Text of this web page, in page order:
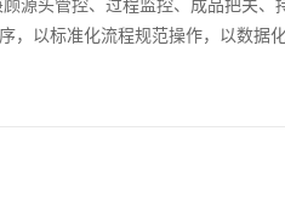
源头管控、过程监控、成品把关
，以标准化流程规范操作，以数